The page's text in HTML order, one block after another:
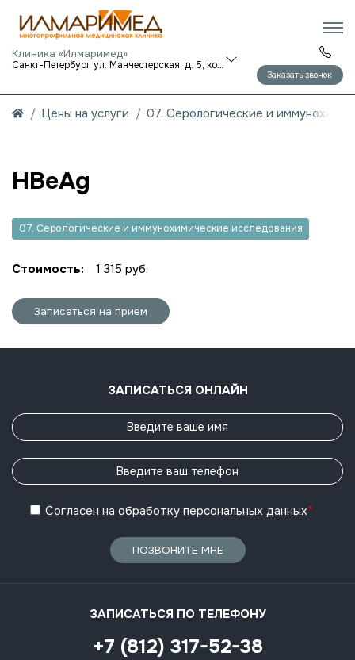
Клиника «Илмаримед»
Санкт-Петербург ул. Манчестерская, д. 5, корп. 1
Заказать звонок
Цены на услуги 07. Серологические и
HBeAg
07. Серологические и иммунохимические исследования
Стоимость: 1 315 руб.
Записаться на прием
ЗАПИСАТЬСЯ ОНЛАЙН
Согласен на обработку персональных данных*
ПОЗВОНИТЕ МНЕ
ЗАПИСАТЬСЯ ПО ТЕЛЕФОНУ
+7 (812) 317-52-38